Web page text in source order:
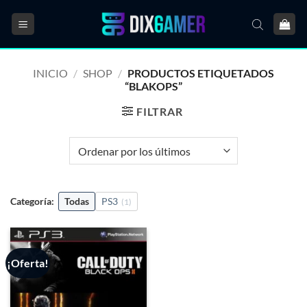
INICIO / SHOP / PRODUCTOS ETIQUETADOS
“BLAKOPS”
FILTRAR
Categoría: Todas PS3 (1)
¡Oferta!